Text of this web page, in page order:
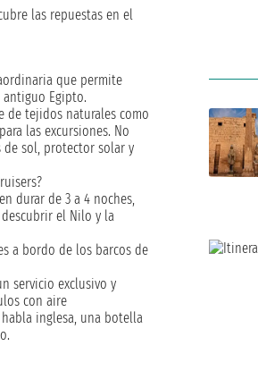
las repuestas en el
que permite
Egipto.
de tejidos naturales como
las excursiones. No
de sol, protector solar y
durar de 3 a 4 noches,
el Nilo y la
a bordo de los barcos de
servicio exclusivo y
con aire
inglesa, una botella